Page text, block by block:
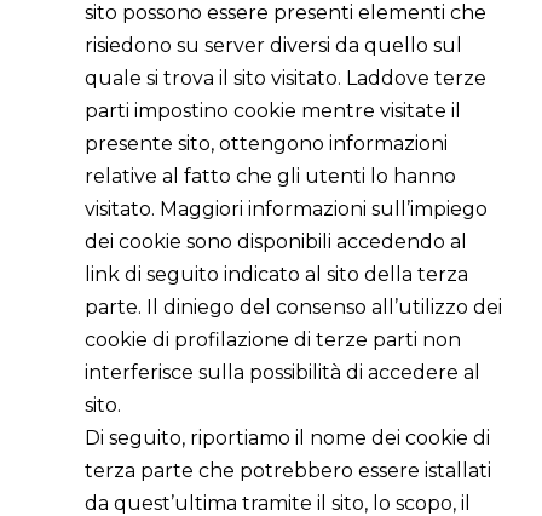
sito possono essere presenti elementi che
risiedono su server diversi da quello sul
quale si trova il sito visitato. Laddove terze
parti impostino cookie mentre visitate il
presente sito, ottengono informazioni
relative al fatto che gli utenti lo hanno
visitato. Maggiori informazioni sull’impiego
dei cookie sono disponibili accedendo al
link di seguito indicato al sito della terza
parte. Il diniego del consenso all’utilizzo dei
cookie di profilazione di terze parti non
interferisce sulla possibilità di accedere al
sito.
Di seguito, riportiamo il nome dei cookie di
terza parte che potrebbero essere istallati
da quest’ultima tramite il sito, lo scopo, il